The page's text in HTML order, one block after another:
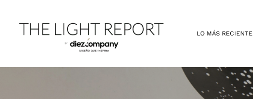
contenido
LO MÁS RECIENTE